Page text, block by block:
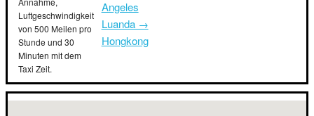
Luftgeschwindigkeit
von 500 Meilen pro
Stunde und 30
Minuten mit dem
Taxi Zeit.
Angeles
Luanda →
Hongkong